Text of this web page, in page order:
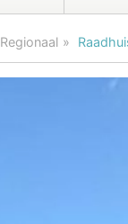
Regionaal